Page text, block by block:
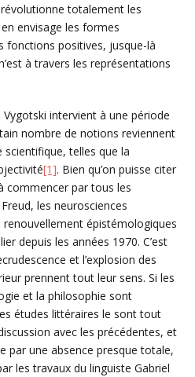
totalement les
envisage les formes
fonctions positives, jusque-là
à travers les représentations
intervient à une période
nombre de notions reviennent
telles que la
[1]. Bien qu’on puisse citer
commencer par tous les
les neurosciences
épistémologiques
depuis les années 1970. C’est
et l’explosion des
prennent tout leur sens. Si les
et la philosophie sont
études littéraires le sont tout
avec les précédentes, et
par une absence presque totale,
les travaux du linguiste Gabriel